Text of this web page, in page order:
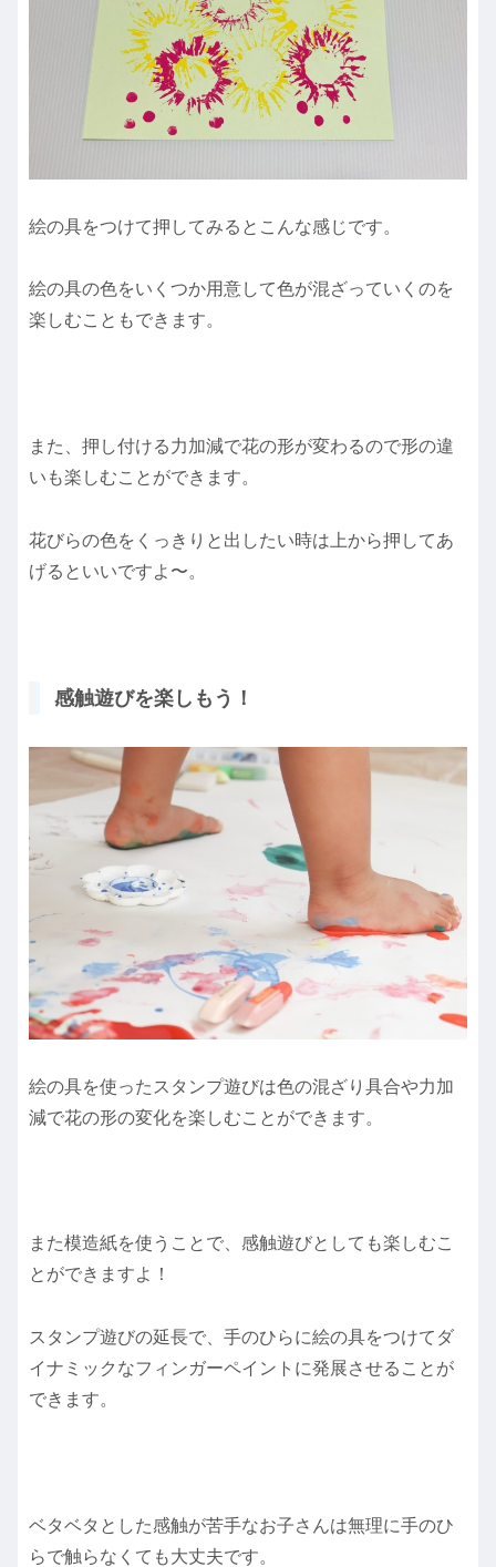
絵の具をつけて押してみるとこんな感じです。
絵の具の色をいくつか用意して色が混ざっていくのを
楽しむこともできます。
また、押し付ける力加減で花の形が変わるので形の違
いも楽しむことができます。
花びらの色をくっきりと出したい時は上から押してあ
げるといいですよ〜。
感触遊びを楽しもう！
絵の具を使ったスタンプ遊びは色の混ざり具合や力加
減で花の形の変化を楽しむことができます。
また模造紙を使うことで、感触遊びとしても楽しむこ
とができますよ！
スタンプ遊びの延長で、手のひらに絵の具をつけてダ
イナミックなフィンガーペイントに発展させることが
できます。
ベタベタとした感触が苦手なお子さんは無理に手のひ
らで触らなくても大丈夫です。